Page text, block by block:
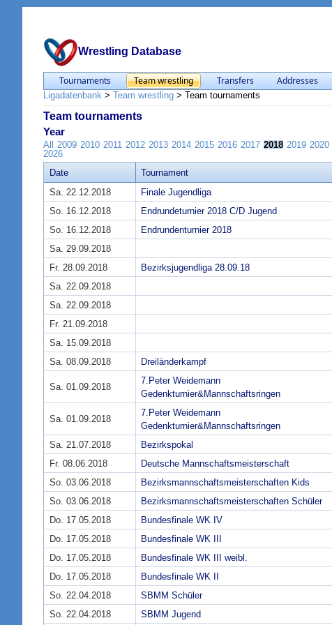
Wrestling Database
Tournaments Team wrestling Transfers Addresses
Ligadatenbank > Team wrestling > Team tournaments
Team tournaments
Year
All 2009 2010 2011 2012 2013 2014 2015 2016 2017 2018 2019 2020
2026
Date
Tournament
Sa. 22.12.2018
Finale Jugendliga
So. 16.12.2018
Endrundeturnier 2018 C/D Jugend
So. 16.12.2018
Endrundenturnier 2018
Sa. 29.09.2018
Fr. 28.09.2018
Bezirksjugendliga 28.09.18
Sa. 22.09.2018
Sa. 22.09.2018
Fr. 21.09.2018
Sa. 15.09.2018
Sa. 08.09.2018
Dreiländerkampf
Sa. 01.09.2018
7.Peter Weidemann
Gedenkturnier&Mannschaftsringen
Sa. 01.09.2018
7.Peter Weidemann
Gedenkturnier&Mannschaftsringen
Sa. 21.07.2018 Bezirkspokal
Fr. 08.06.2018
Deutsche Mannschaftsmeisterschaft
So. 03.06.2018
Bezirksmannschaftsmeisterschaften Kids
So. 03.06.2018
Bezirksmannschaftsmeisterschaften Schüler
Do. 17.05.2018
Bundesfinale WK IV
Do. 17.05.2018
Bundesfinale WK III
Do. 17.05.2018
Bundesfinale WK III weibl.
Do. 17.05.2018
Bundesfinale WK II
So. 22.04.2018
SBMM Schüler
So. 22.04.2018
SBMM Jugend